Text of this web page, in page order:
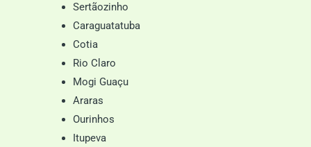
Sertãozinho
Caraguatatuba
Cotia
Rio Claro
Mogi Guaçu
Araras
Ourinhos
Itupeva